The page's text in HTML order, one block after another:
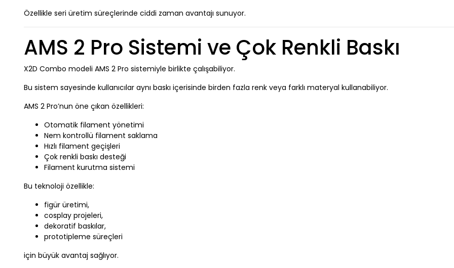
Özellikle seri üretim süreçlerinde ciddi zaman avantajı sunuyor.
AMS 2 Pro Sistemi ve Çok Renkli Baskı
X2D Combo modeli AMS 2 Pro sistemiyle birlikte çalışabiliyor.
Bu sistem sayesinde kullanıcılar aynı baskı içerisinde birden fazla renk veya farklı materyal kullanabiliyor.
AMS 2 Pro’nun öne çıkan özellikleri:
Otomatik filament yönetimi
Nem kontrollü filament saklama
Hızlı filament geçişleri
Çok renkli baskı desteği
Filament kurutma sistemi
Bu teknoloji özellikle:
figür üretimi,
cosplay projeleri,
dekoratif baskılar,
prototipleme süreçleri
için büyük avantaj sağlıyor.